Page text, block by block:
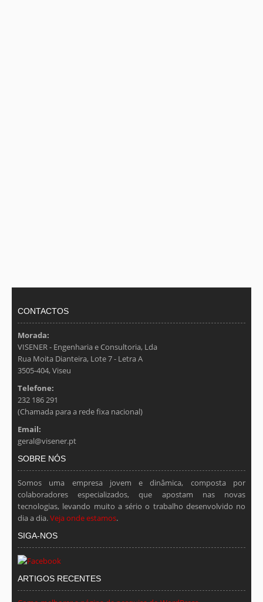
CONTACTOS
Morada:
VISENER - Engenharia e Consultoria, Lda
Rua Moita Dianteira, Lote 7 - Letra A
3505-404, Viseu
Telefone:
232 186 291
(Chamada para a rede fixa nacional)
Email:
geral@visener.pt
SOBRE NÓS
Somos uma empresa jovem e dinâmica, composta por
colaboradores especializados, que apostam nas novas
tecnologias, levando muito a sério o trabalho desenvolvido no
dia a dia.Veja onde estamos.
SIGA-NOS
ARTIGOS RECENTES